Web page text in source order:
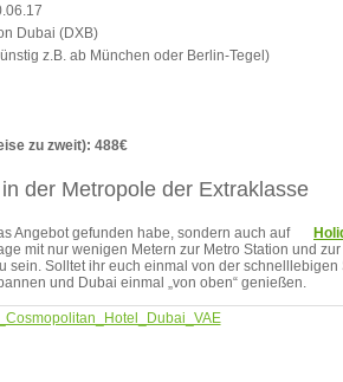
Dubai (DXB)
z.B. ab München oder Berlin-Tegel)
zu zweit): 488€
der Metropole der Extraklasse
Angebot gefunden habe, sondern auch auf
mit nur wenigen Metern zur Metro Station und
sein. Solltet ihr euch einmal von der
und Dubai einmal „von oben“ genießen.